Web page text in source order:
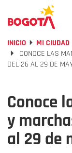
INICIO MI CIUDAD
CONOCE LAS
DEL 26 AL 29 DE
Conoce
y
al 29 de